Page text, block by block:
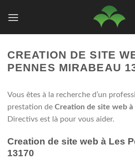
CREATION DE SITE
PENNES MIRABEAU
Vous êtes à la recherche d’un
prestation de Creation de site web à
Directivs est là pour vous aider.
Creation de site web à Les
13170